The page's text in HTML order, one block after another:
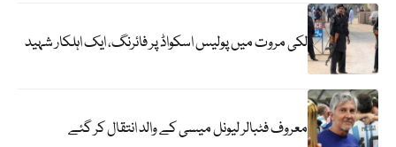
لکی مروت میں پولیس اسکواڈ پر فائرنگ، ایک اہلکار شہید
معروف فٹبالر لیونل میسی کے والد انتقال کر گئے